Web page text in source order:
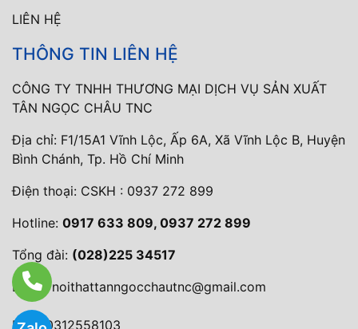
LIÊN HỆ
THÔNG TIN LIÊN HỆ
CÔNG TY TNHH THƯƠNG MẠI DỊCH VỤ SẢN XUẤT
TÂN NGỌC CHÂU TNC
Địa chỉ: F1/15A1 Vĩnh Lộc, Ấp 6A, Xã Vĩnh Lộc B, Huyện
Bình Chánh, Tp. Hồ Chí Minh
Điện thoại: CSKH : 0937 272 899
Hotline: 0917 633 809, 0937 272 899
Tổng đài: (028)225 34517
Email:noithattanngocchautnc@gmail.com
MST: 0312558103